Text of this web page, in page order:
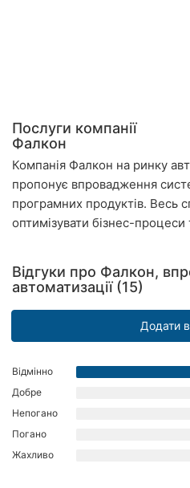
міста:
Житомир
Тернопіль
Рівне
Кропивницький
Київ
Харків
Послуги компанії
Фалкон
Компанія Фалкон на ринку
пропонує впровадження
програмних продуктів. Весь
оптимізувати бізнес-процеси
Відгуки про Фалкон,
автоматизації (15)
Додати
Відмінно
Добре
Непогано
Погано
Жахливо